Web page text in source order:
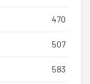
470
507
583